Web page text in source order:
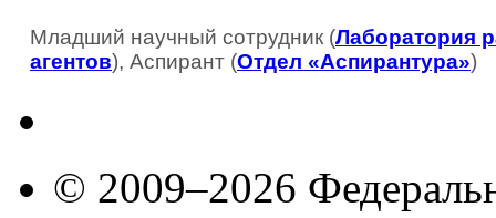
Младший научный сотрудник (Лаборатория
агентов), Аспирант (Отдел «Аспирантура»)
© 2009–2026